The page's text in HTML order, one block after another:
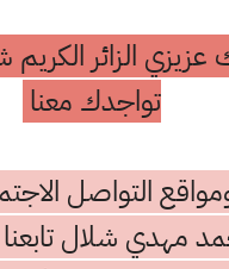
الزائر
تواجدك معنا
التواصل
مهدي شلال